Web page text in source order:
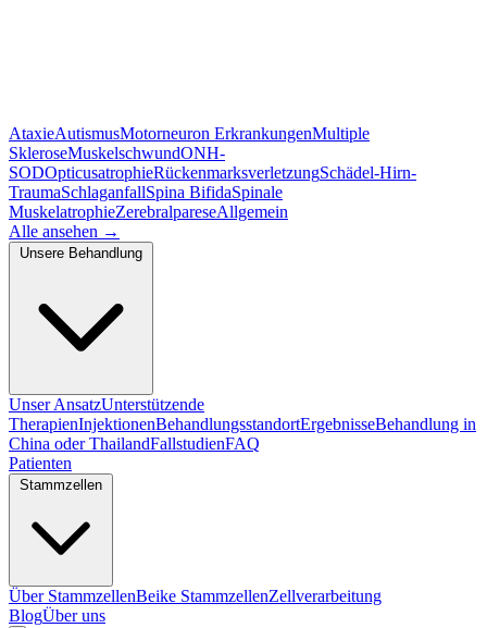
AtaxieAutismusMotorneuron ErkrankungenMultiple
SkleroseMuskelschwundONH-
SODOpticusatrophieRückenmarksverletzungSchädel-Hirn-
TraumaSchlaganfallSpina BifidaSpinale
MuskelatrophieZerebralpareseAllgemein
Alle ansehen →
Unser AnsatzUnterstützende
TherapienInjektionenBehandlungsstandortErgebnisseBehandlung in
China oder ThailandFallstudienFAQ
Patienten
Über StammzellenBeike StammzellenZellverarbeitung
BlogÜber uns